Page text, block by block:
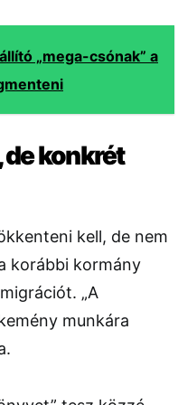
„mega-csónak” a
konkrét
kell, de nem
korábbi kormány
„A
munkára